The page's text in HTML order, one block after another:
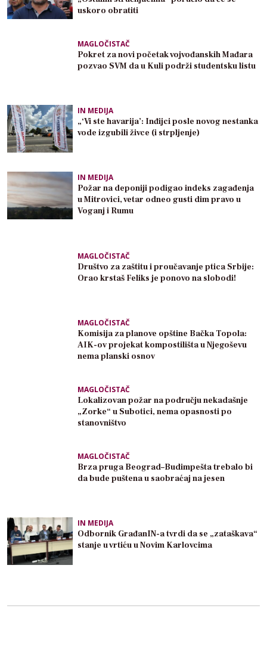
uskoro obratiti
MAGLOČISTAČ
Pokret za novi početak vojvođanskih Mađara
pozvao SVM da u Kuli podrži studentsku listu
IN MEDIJA
„‘Vi ste havarija’: Inđijci posle novog nestanka
vode izgubili živce (i strpljenje)
IN MEDIJA
Požar na deponiji podigao indeks zagađenja
u Mitrovici, vetar odneo gusti dim pravo u
Voganj i Rumu
MAGLOČISTAČ
Društvo za zaštitu i proučavanje ptica Srbije:
Orao krstaš Feliks je ponovo na slobodi!
MAGLOČISTAČ
Komisija za planove opštine Bačka Topola:
AIK-ov projekat kompostilišta u Njegoševu
nema planski osnov
MAGLOČISTAČ
Lokalizovan požar na području nekadašnje
„Zorke“ u Subotici, nema opasnosti po
stanovništvo
MAGLOČISTAČ
Brza pruga Beograd–Budimpešta trebalo bi
da bude puštena u saobraćaj na jesen
IN MEDIJA
Odbornik GrađanIN-a tvrdi da se „zataškava“
stanje u vrtiću u Novim Karlovcima